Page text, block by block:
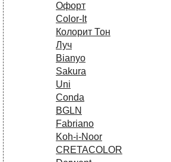
Офорт
Сolor-It
Колорит Тон
Луч
Bianyo
Sakura
Uni
Conda
BGLN
Fabriano
Koh-i-Noor
CRETACOLOR